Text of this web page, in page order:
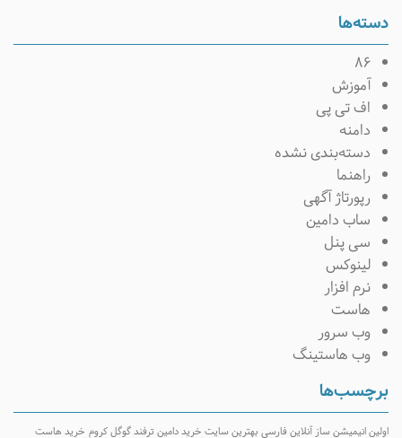
دسته‌ها
۸۶
آموزش
اف تی پی
دامنه
دسته‌بندی نشده
راهنما
رپورتاژ آگهی
ساب دامین
سی پنل
لینوکس
نرم افزار
هاست
وب سرور
وب هاستینگ
برچسب‌ها
اولین انیمیشن ساز آنلاین فارسی بهترین سایت خرید دامین ترفند گوگل کروم خرید هاست